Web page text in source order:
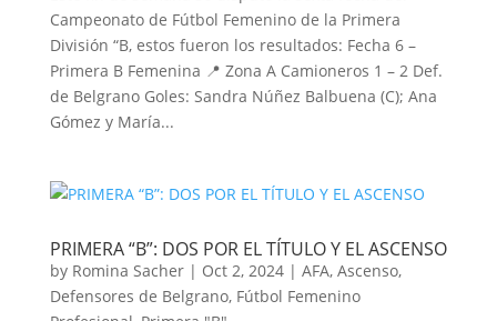
Campeonato de Fútbol Femenino de la Primera
División “B, estos fueron los resultados: Fecha 6 –
Primera B Femenina 📍 Zona A Camioneros 1 – 2 Def.
de Belgrano Goles: Sandra Núñez Balbuena (C); Ana
Gómez y María...
PRIMERA “B”: DOS POR EL TÍTULO Y EL ASCENSO
by Romina Sacher| Oct 2, 2024| AFA, Ascenso,
Defensores de Belgrano, Fútbol Femenino